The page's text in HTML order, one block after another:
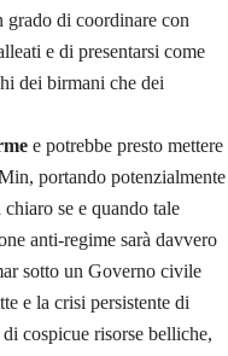
di coordinare con
e di presentarsi come
dei birmani che dei
e potrebbe presto mettere
portando potenzialmente
se e quando tale
anti-regime sarà davvero
sotto un Governo civile
e la crisi persistente di
cospicue risorse belliche,